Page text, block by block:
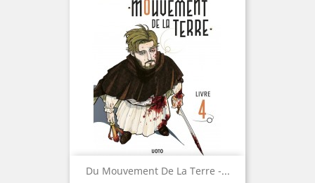
Du Mouvement De La Terre -...